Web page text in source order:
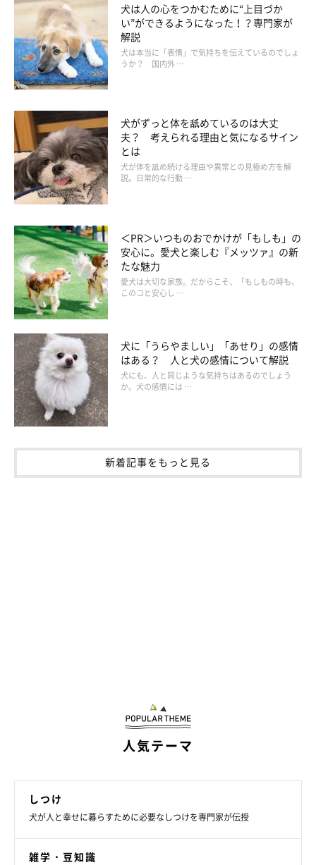
いぬのきもち投稿写真ギャラリー
ーー多頭飼いをする場合ですね！
獣医師：
「このような場合、飼い主さんの注意が新入りの犬に向かいやす
く、先住犬が疎外感から嫉妬することはよくあることです。
また、『新入りが飼い主さんと多く遊んでもらっているように感
じる』『おやつを多くもらっているように感じる』
不公平に扱われていると思い込んで嫉妬にかられることがありま
す」
おきたいですね。
犬は人の心をつかむために“上目づか
い”ができるようになった！？専門家が
解説
犬は本当に「表情」で気持ちを伝えているのでしょ
うか？ 国内外 …
犬がずっと体を舐めているのは大丈
夫？ 考えられる理由と気になるサイン
とは
犬が体を舐め続ける理由や異常との見極め方を解
説。日常的な行動 …
＜PR＞いつものおでかけが「もしも」の
安心に。愛犬と楽しむ『メッツァ』の新
たな魅力
愛犬は大切な家族。だからこそ、「もしもの時も、
このコと安心し …
犬に「うらやましい」「あせり」の感情
はある？ 人と犬の感情について解説
犬にも、人と同じような気持ちはあるのでしょう
か。犬の感情には …
新着記事をもっと見る
人気テーマ
しつけ
犬が人と幸せに暮らすために必要なしつけを専門家が伝授
雑学・豆知識